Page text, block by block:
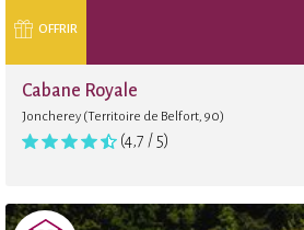
OFFRIR
Cabane Royale
Joncherey (Territoire de Belfort, 90)
(4,7 / 5)